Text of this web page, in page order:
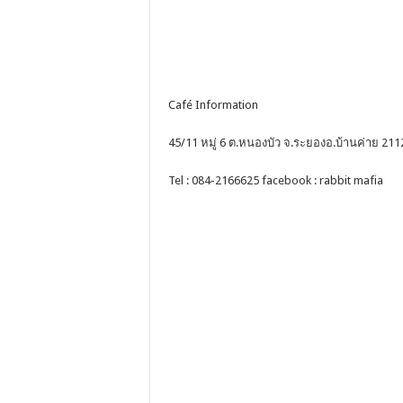
Café Information
45/11 หมู่ 6 ต.หนองบัว จ.ระยองอ.บ้านค่าย
Tel : 084-2166625 facebook : rabbit mafia